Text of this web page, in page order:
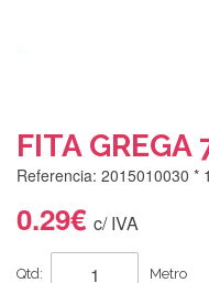
FITA GREGA
Referencia: 2015010030 *
0.29€ c/ IVA
Qtd: Metro